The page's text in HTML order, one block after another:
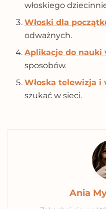
włoskiego
Włoski dla
odważnych.
Aplikacje do nauki
sposobów.
Włoska telewizja i
szukać w sieci.
Ania